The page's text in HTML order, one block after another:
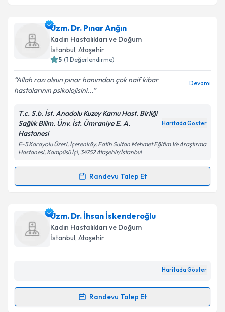
Prof. Dr. Rukset Attariçin randevu takvimi talebi
oluşturun. Size bu uzmandan randevu almanız için bir
takvim hazırlandığında e-posta ile bilgilendireceğiz.
Kişisel verilerimin işlenmesine ilişkin
Metni'ni okudum ve kişisel verilerimin belirtilen
kapsamda işlenmesini kabul ediyorum.
Takvim Talebini Gönder
Uzm. Dr. Pınar Anğın
Kadın Hastalıkları ve Doğum
İstanbul, Ataşehir
5 (1 Değerlendirme)
Allah razı olsun pınar hanımdan çok naif kibar
hastalarının psikolojisini...
Devamı
T.c. S.b. İst. Anadolu Kuzey Kamu Hast. Birliği
Sağlık Bilim. Ünv. İst. Ümraniye E. A.
Hastanesi
Haritada Göster
E-5 Karayolu Üzeri, İçerenköy, Fatih Sultan Mehmet Eğitim Ve Araştırma
Hastanesi, Kampüsü İçi, 34752 Ataşehir/İstanbul
Randevu Talep Et
Randevu Takvimi Talebi
Uzm. Dr. Pınar Anğın için randevu takvimi talebi
oluşturun. Size bu uzmandan randevu almanız için bir
takvim hazırlandığında e-posta ile bilgilendireceğiz.
Kişisel verilerimin işlenmesine ilişkinAydınlatma
Uzm. Dr. İhsan İskenderoğlu
Kadın Hastalıkları ve Doğum
İstanbul, Ataşehir
Haritada Göster
Randevu Talep Et
Randevu Takvimi Talebi